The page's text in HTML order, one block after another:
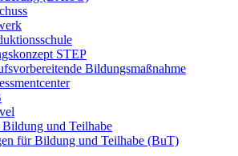
STEP
Bildungsmaßnahme
und Teilhabe
für Bildung und Teilhabe (BuT)